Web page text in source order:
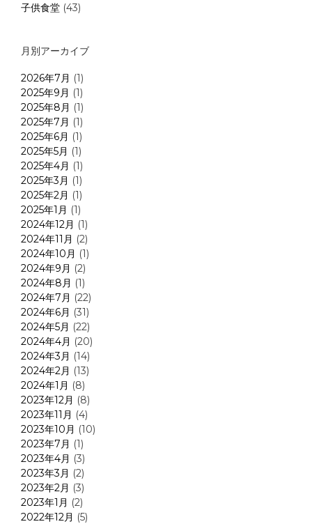
子供食堂 (43)
月別アーカイブ
2026年7月 (1)
2025年9月 (1)
2025年8月 (1)
2025年7月 (1)
2025年6月 (1)
2025年5月 (1)
2025年4月 (1)
2025年3月 (1)
2025年2月 (1)
2025年1月 (1)
2024年12月 (1)
2024年11月 (2)
2024年10月 (1)
2024年9月 (2)
2024年8月 (1)
2024年7月 (22)
2024年6月 (31)
2024年5月 (22)
2024年4月 (20)
2024年3月 (14)
2024年2月 (13)
2024年1月 (8)
2023年12月 (8)
2023年11月 (4)
2023年10月 (10)
2023年7月 (1)
2023年4月 (3)
2023年3月 (2)
2023年2月 (3)
2023年1月 (2)
2022年12月 (5)